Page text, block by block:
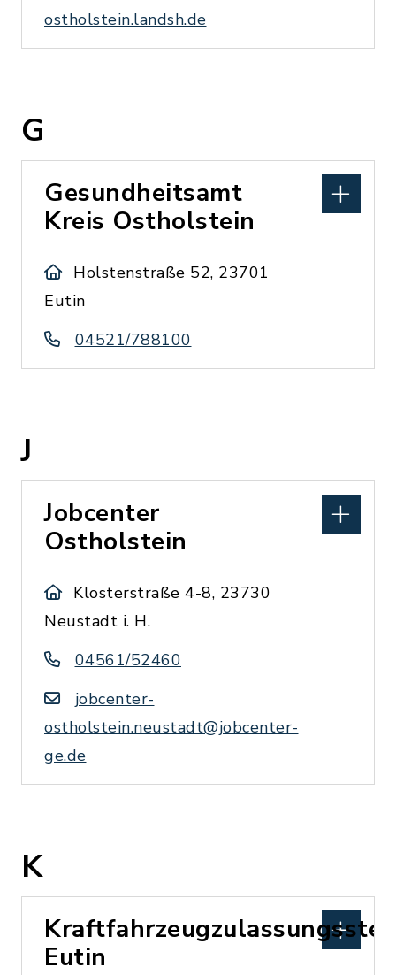
ostholstein.landsh.de
G
Gesundheitsamt
Kreis Ostholstein
Holstenstraße 52, 23701
Eutin
04521/788100
J
Jobcenter
Ostholstein
Klosterstraße 4-8, 23730
Neustadt i. H.
04561/52460
jobcenter-
ostholstein.neustadt@jobcenter-
ge.de
K
Eutin